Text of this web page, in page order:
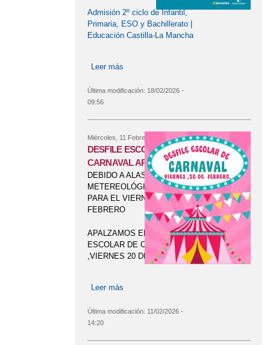
Admisión 2º ciclo de Infantil,
Primaria, ESO y Bachillerato |
Educación Castilla-La Mancha
Leer más
Última modificación: 18/02/2026 -
09:56
Miércoles, 11 Febrero, 2026
DESFILE ESCOLAR DE
CARNAVAL APLAZADO
DEBIDO A ALAS CONDICIONES
METEREOLÓGICAS PREVISTAS
PARA EL VIERNES ,13 DE
FEBRERO
APALZAMOS EL DESFILE
ESCOLAR DE CARNAVLA AL
,VIERNES 20 DE FEBRERO.
Leer más
Última modificación: 11/02/2026 -
14:20